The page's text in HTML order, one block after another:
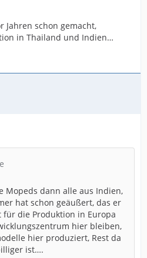
Jahren schon gemacht,
in Thailand und Indien…
Mopeds dann alle aus Indien,
hat schon geäußert, das er
die Produktion in Europa
hier bleiben,
hier produziert, Rest da
ist….